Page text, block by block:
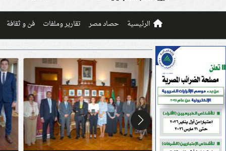
الرئيسية حصاد مصر تقارير وملفات فن و ثقافة